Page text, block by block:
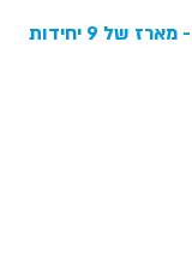
של 9 יחידות